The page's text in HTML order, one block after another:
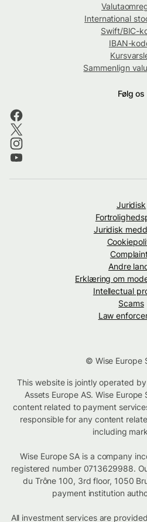
International
Swift/BIC-
IBAN-
Sammenlign
Følg os
Juridisk
Juridisk
Andre
Erklæring om
Intellectual
Scams
Law
© Wise Europe
This website is jointly operated
Assets Europe AS. Wise
content related to payment
responsible for any content
including
Wise Europe SA is a company
registered number 0713629988.
du Trône 100, 3rd floor, 1050
payment institution
All investment services are